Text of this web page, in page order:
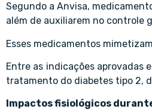
Segundo a Anvisa,
além de auxiliarem no controle
Esses medicamentos
Entre as indicações aprovadas
tratamento do diabetes tipo 2,
Impactos fisiológicos